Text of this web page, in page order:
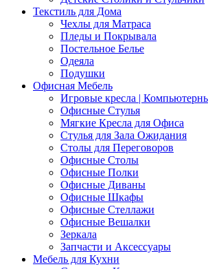
Текстиль для Дома
Чехлы для Матраса
Пледы и Покрывала
Постельное Белье
Одеяла
Подушки
Офисная Мебель
Игровые кресла |
Офисные Стулья
Мягкие Кресла для Офиса
Стулья для Зала Ожидания
Столы для Переговоров
Офисные Столы
Офисные Полки
Офисные Диваны
Офисные Шкафы
Офисные Стеллажи
Офисные Вешалки
Зеркала
Запчасти и Аксессуары
Мебель для Кухни